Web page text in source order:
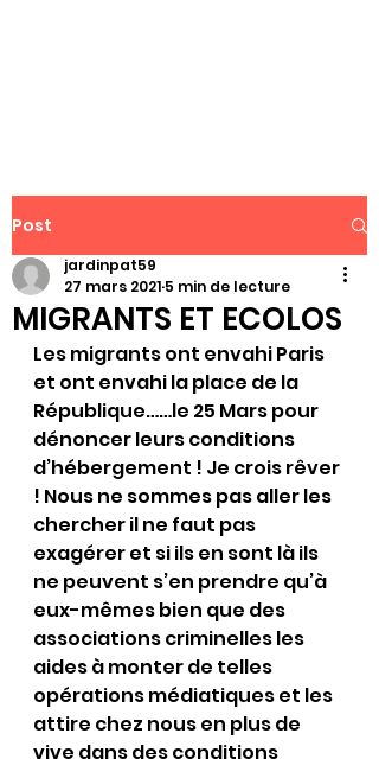
Post
MIGRANTS ET ECOLOS
jardinpat59
27 mars 2021 5 min de lecture
Les migrants ont envahi Paris
et ont envahi la place de la
République……le 25 Mars pour
dénoncer leurs conditions
d’hébergement ! Je crois rêver
! Nous ne sommes pas aller les
chercher il ne faut pas
exagérer et si ils en sont là ils
ne peuvent s’en prendre qu’à
eux-mêmes bien que des
associations criminelles les
aides à monter de telles
opérations médiatiques et les
attire chez nous en plus de
vive dans des conditions